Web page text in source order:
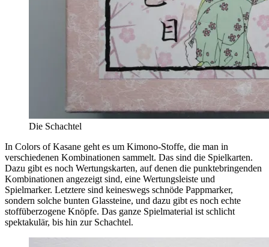
Die Schachtel
In Colors of Kasane geht es um Kimono-Stoffe, die man in
verschiedenen Kombinationen sammelt. Das sind die Spielkarten.
Dazu gibt es noch Wertungskarten, auf denen die punktebringenden
Kombinationen angezeigt sind, eine Wertungsleiste und
Spielmarker. Letztere sind keineswegs schnöde Pappmarker,
sondern solche bunten Glassteine, und dazu gibt es noch echte
stoffüberzogene Knöpfe. Das ganze Spielmaterial ist schlicht
spektakulär, bis hin zur Schachtel.